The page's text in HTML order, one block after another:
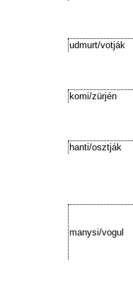
udmurt/votják
komi/zürjén
hanti/osztják
manysi/vogul